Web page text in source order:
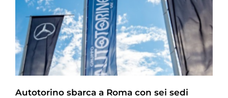
Autotorino sbarca a Roma con sei sedi